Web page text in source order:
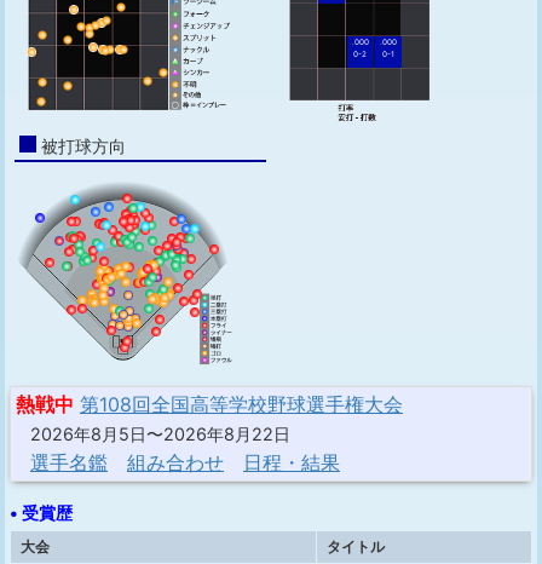
.000
0-2
.000
0-1
被打球方向
熱戦中 第108回全国高等学校野球選手権大会
2026年8月5日〜2026年8月22日
選手名鑑 組み合わせ 日程・結果
• 受賞歴
大会 タイトル